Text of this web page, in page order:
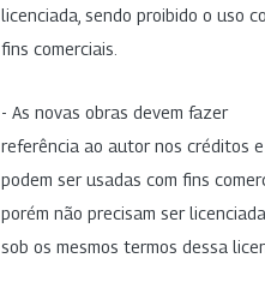
licenciada, sendo proibido o uso
fins comerciais.
- As novas obras devem fazer
referência ao autor nos créditos
podem ser usadas com fins
porém não precisam ser
sob os mesmos termos dessa